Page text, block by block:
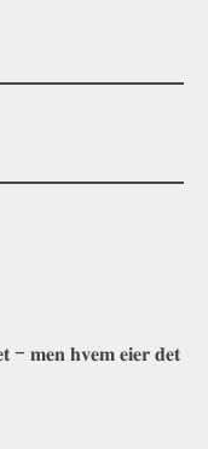
– 𝐦𝐞𝐧 𝐡𝐯𝐞𝐦 𝐞𝐢𝐞𝐫 𝐝𝐞𝐭